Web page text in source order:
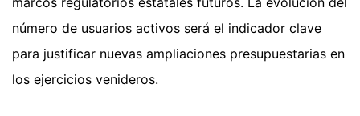
número de usuarios activos será el indicador clave
para justificar nuevas ampliaciones presupuestarias en
los ejercicios venideros.